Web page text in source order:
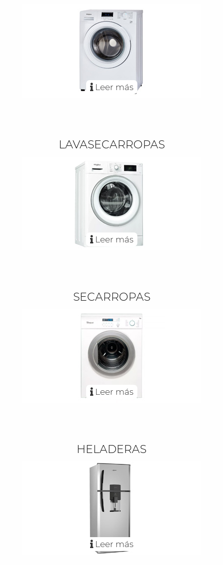
Leer más
LAVASECARROPAS
Leer más
SECARROPAS
Leer más
HELADERAS
Leer más